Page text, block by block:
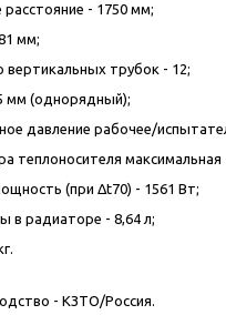
- 1750 мм;
мм;
вертикальных трубок - 12;
мм (однорядный);
давление рабочее/
теплоносителя максимальная
(при Δt70) - 1561 Вт;
в радиаторе - 8,64 л;
- КЗТО/Россия.